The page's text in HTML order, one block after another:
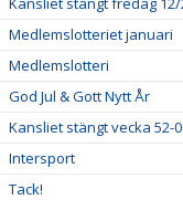
Medlemslotteriet januari
Medlemslotteri
God Jul & Gott Nytt År
Kansliet stängt vecka 52-
Intersport
Tack!